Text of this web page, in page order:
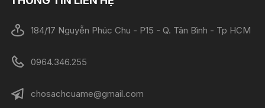
184/17 Nguyễn Phúc Chu - P15 - Q. Tân Bình - Tp HCM
0964.346.255
chosachcuame@gmail.com